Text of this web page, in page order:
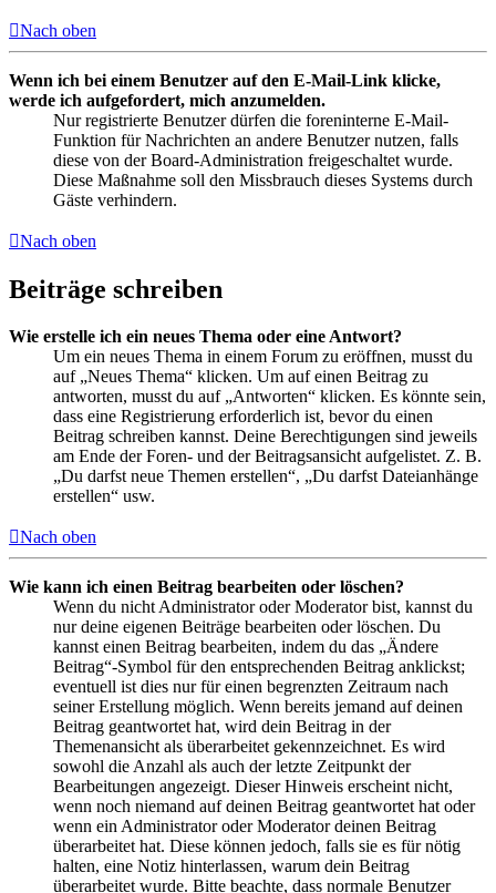
Nach oben
Wenn ich bei einem Benutzer auf den E-Mail-Link klicke,
werde ich aufgefordert, mich anzumelden.
Nur registrierte Benutzer dürfen die foreninterne E-Mail-
Funktion für Nachrichten an andere Benutzer nutzen, falls
diese von der Board-Administration freigeschaltet wurde.
Diese Maßnahme soll den Missbrauch dieses Systems durch
Gäste verhindern.
Nach oben
Beiträge schreiben
Wie erstelle ich ein neues Thema oder eine Antwort?
Um ein neues Thema in einem Forum zu eröffnen, musst du
auf „Neues Thema“ klicken. Um auf einen Beitrag zu
antworten, musst du auf „Antworten“ klicken. Es könnte sein,
dass eine Registrierung erforderlich ist, bevor du einen
Beitrag schreiben kannst. Deine Berechtigungen sind jeweils
am Ende der Foren- und der Beitragsansicht aufgelistet. Z. B.
„Du darfst neue Themen erstellen“, „Du darfst Dateianhänge
erstellen“ usw.
Nach oben
Wie kann ich einen Beitrag bearbeiten oder löschen?
Wenn du nicht Administrator oder Moderator bist, kannst du
nur deine eigenen Beiträge bearbeiten oder löschen. Du
kannst einen Beitrag bearbeiten, indem du das „Ändere
Beitrag“-Symbol für den entsprechenden Beitrag anklickst;
eventuell ist dies nur für einen begrenzten Zeitraum nach
seiner Erstellung möglich. Wenn bereits jemand auf deinen
Beitrag geantwortet hat, wird dein Beitrag in der
Themenansicht als überarbeitet gekennzeichnet. Es wird
sowohl die Anzahl als auch der letzte Zeitpunkt der
Bearbeitungen angezeigt. Dieser Hinweis erscheint nicht,
wenn noch niemand auf deinen Beitrag geantwortet hat oder
wenn ein Administrator oder Moderator deinen Beitrag
überarbeitet hat. Diese können jedoch, falls sie es für nötig
halten, eine Notiz hinterlassen, warum dein Beitrag
überarbeitet wurde. Bitte beachte, dass normale Benutzer